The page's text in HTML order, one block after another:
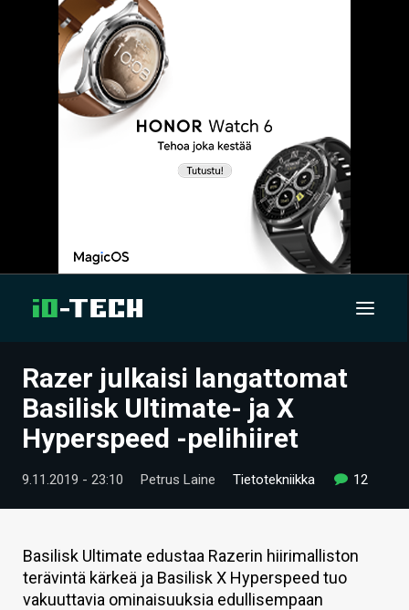
UUTISET
ARTIKKELIT
VIDEOT
TECHBBS
TIETOA
HINTA.FI
Razer julkaisi langattomat
Basilisk Ultimate- ja X
Hyperspeed -pelihiiret
9.11.2019 - 23:10 Petrus Laine Tietotekniikka 12
Basilisk Ultimate edustaa Razerin hiirimalliston
terävintä kärkeä ja Basilisk X Hyperspeed tuo
vakuuttavia ominaisuuksia edullisempaan